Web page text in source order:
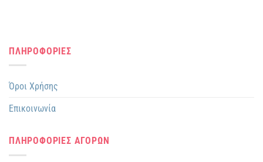
ΠΛΗΡΟΦΟΡΙΕΣ
Όροι Χρήσης
Επικοινωνία
ΠΛΗΡΟΦΟΡΙΕΣ ΑΓΟΡΩΝ